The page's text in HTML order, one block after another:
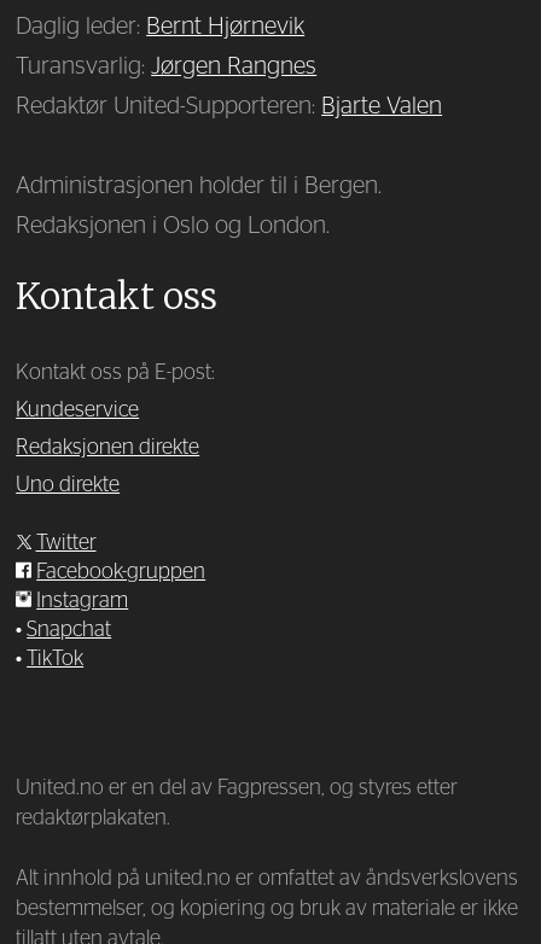
Daglig leder: Bernt Hjørnevik
Turansvarlig:Jørgen Rangnes
Redaktør United-Supporteren: Bjarte Valen
Administrasjonen holder til i Bergen.
Redaksjonen i Oslo og London.
Kontakt oss
Kontakt oss på E-post:
Kundeservice
Redaksjonen direkte
Uno direkte
Twitter
Facebook-gruppen
Instagram
•Snapchat
•
TikTok
United.no er en del av Fagpressen, og styres etter
redaktørplakaten.
Alt innhold på united.no er omfattet av åndsverkslovens
bestemmelser, og kopiering og bruk av materiale er ikke
tillatt uten avtale.